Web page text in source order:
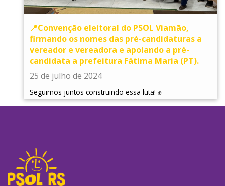
📍Convenção eleitoral do PSOL Viamão,
firmando os nomes das pré-candidaturas a
vereador e vereadora e apoiando a pré-
candidata a prefeitura Fátima Maria (PT).
25 de julho de 2024
Seguimos juntos construindo essa luta! ✊